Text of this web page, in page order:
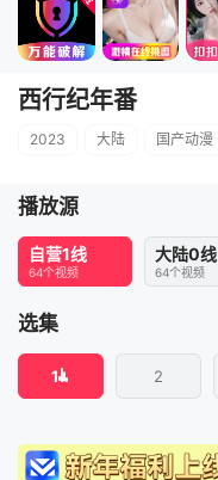
西行纪年番
2023 大陆 国产动漫
播放源
自营1线
64个视频
大陆0线
64个视频
选集
1 2